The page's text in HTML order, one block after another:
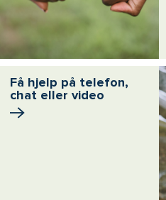
Få hjelp på telefon,
chat eller video